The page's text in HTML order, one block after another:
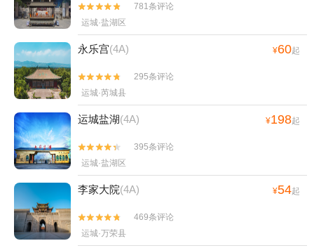


781条评论
运城·盐湖区
永乐宫(4A) ¥60起


295条评论
运城·芮城县
运城盐湖(4A) ¥198起


395条评论
运城·盐湖区
李家大院(4A) ¥54起


469条评论
运城·万荣县